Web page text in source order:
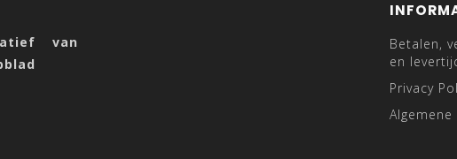
van
Betalen,
en
Privacy